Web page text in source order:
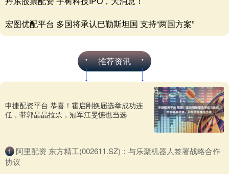
宏图优配平台 多国将承认巴勒斯坦国 支持“两国方案”
推荐资讯
申捷配资平台 恭喜！霍启刚换届选举成功连
任，带郭晶晶拉票，冠军江旻憓也当选
1 ​阿里配资 东方精工(002611.SZ)：与乐聚机器人签署战略合作
协议